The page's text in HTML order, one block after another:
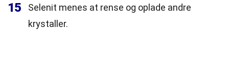
15
Selenit menes at rense og oplade andre
krystaller.